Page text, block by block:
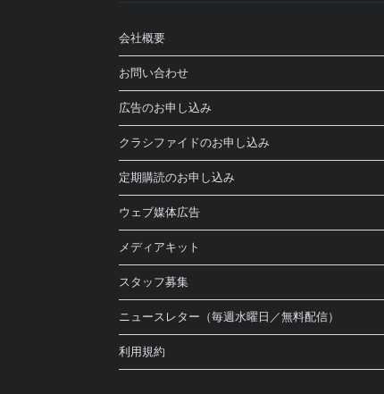
会社概要
お問い合わせ
広告のお申し込み
クラシファイドのお申し込み
定期購読のお申し込み
ウェブ媒体広告
メディアキット
スタッフ募集
ニュースレター（毎週水曜日／無料配信）
利用規約